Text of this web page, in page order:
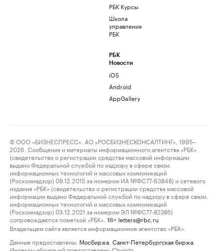
РБК Курсы
Школа
управления
РБК
РБК
Новости
iOS
Android
AppGallery
© ООО «БИЗНЕСПРЕСС», АО «РОСБИЗНЕСКОНСАЛТИНГ», 1995–
2026. Сообщения и материалы информационного агентства «РБК»
(свидетельство о регистрации средства массовой информации
выдано Федеральной службой по надзору в сфере связи,
информационных технологий и массовых коммуникаций
(Роскомнадзор) 09.12.2015 за номером ИА №ФС77-63848) и сетевого
издания «РБК» (свидетельство о регистрации средства массовой
информации выдано Федеральной службой по надзору в сфере связи,
информационных технологий и массовых коммуникаций
(Роскомнадзор) 03.12.2021 за номером ЭЛ №ФС77-82385)
сопровождаются пометкой «РБК».
18+ letters@rbc.ru
Владельцем сайта является информационное агентство «РБК».
Данные предоставлены: Мосбиржа Санкт-Петербургская биржа